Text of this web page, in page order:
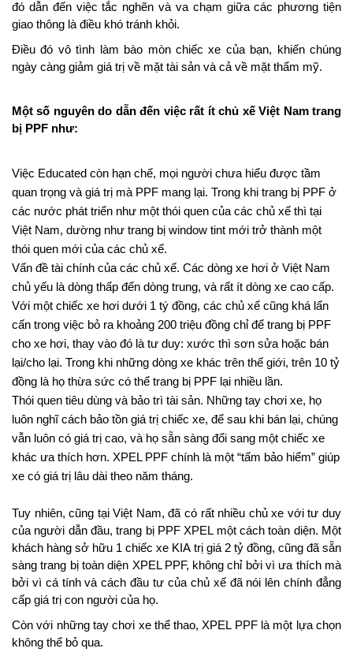
đó dẫn đến việc tắc nghẽn và va chạm giữa các phương tiện
giao thông là điều khó tránh khỏi.
Điều đó vô tình làm bào mòn chiếc xe của bạn, khiến chúng
ngày càng giảm giá trị về mặt tài sản và cả về mặt thẩm mỹ.
Một số nguyên do dẫn đến việc rất ít chủ xế Việt Nam trang
bị PPF như:
Việc Educated còn hạn chế, mọi người chưa hiểu được tầm
quan trọng và giá trị mà PPF mang lại. Trong khi trang bị PPF ở
các nước phát triển như một thói quen của các chủ xế thì tại
Việt Nam, dường như trang bị window tint mới trở thành một
thói quen mới của các chủ xế.
Vấn đề tài chính của các chủ xế. Các dòng xe hơi ở Việt Nam
chủ yếu là dòng thấp đến dòng trung, và rất ít dòng xe cao cấp.
Với một chiếc xe hơi dưới 1 tý đồng, các chủ xế cũng khá lấn
cấn trong việc bỏ ra khoảng 200 triệu đồng chỉ để trang bị PPF
cho xe hơi, thay vào đó là tư duy: xước thì sơn sửa hoặc bán
lại/cho lại. Trong khi những dòng xe khác trên thế giới, trên 10 tỷ
đồng là họ thừa sức có thể trang bị PPF lại nhiều lần.
Thói quen tiêu dùng và bảo trì tài sản. Những tay chơi xe, họ
luôn nghĩ cách bảo tồn giá trị chiếc xe, để sau khi bán lại, chúng
vẫn luôn có giá trị cao, và họ sẵn sàng đổi sang một chiếc xe
khác ưa thích hơn. XPEL PPF chính là một “tấm bảo hiểm” giúp
xe có giá trị lâu dài theo năm tháng.
Tuy nhiên, cũng tại Việt Nam, đã có rất nhiều chủ xe với tư duy
của người dẫn đầu, trang bị PPF XPEL một cách toàn diện. Một
khách hàng sở hữu 1 chiếc xe KIA trị giá 2 tỷ đồng, cũng đã sẵn
sàng trang bị toàn diện XPEL PPF, không chỉ bởi vì ưa thích mà
bởi vì cá tính và cách đầu tư của chủ xế đã nói lên chính đẳng
cấp giá trị con người của họ.
Còn với những tay chơi xe thể thao, XPEL PPF là một lựa chọn
không thể bỏ qua.